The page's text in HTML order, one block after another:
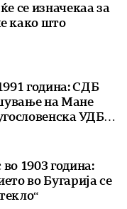
се изначекаа за
како што
година: СДБ
УДБА
1903 година:
во Бугарија се